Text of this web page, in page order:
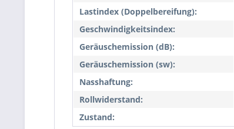
Lastindex (Doppelbereifung):
Geschwindigkeitsindex:
Geräuschemission (dB):
Geräuschemission (sw):
Nasshaftung:
Rollwiderstand:
Zustand: